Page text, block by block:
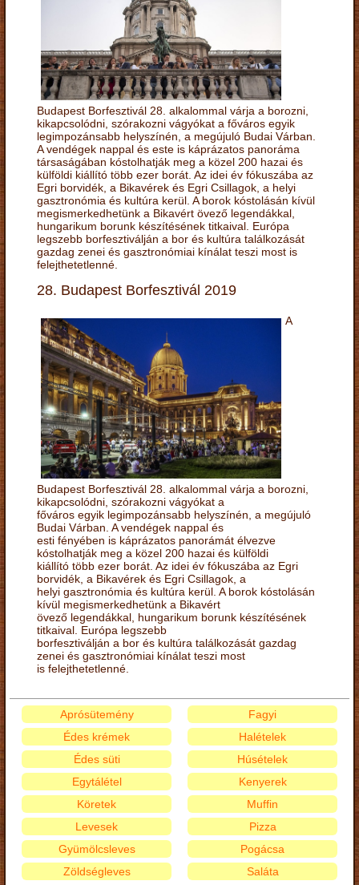
Budapest Borfesztivál 28. alkalommal várja a borozni,
kikapcsolódni, szórakozni vágyókat a főváros egyik
legimpozánsabb helyszínén, a megújuló Budai Várban.
A vendégek nappal és este is káprázatos panoráma
társaságában kóstolhatják meg a közel 200 hazai és
külföldi kiállító több ezer borát. Az idei év fókuszába az
Egri borvidék, a Bikavérek és Egri Csillagok, a helyi
gasztronómia és kultúra kerül. A borok kóstolásán kívül
megismerkedhetünk a Bikavért övező legendákkal,
hungarikum borunk készítésének titkaival. Európa
legszebb borfesztiválján a bor és kultúra találkozását
gazdag zenei és gasztronómiai kínálat teszi most is
felejthetetlenné.
28. Budapest Borfesztivál 2019
A
Budapest Borfesztivál 28. alkalommal várja a borozni,
kikapcsolódni, szórakozni vágyókat a
főváros egyik legimpozánsabb helyszínén, a megújuló
Budai Várban. A vendégek nappal és
esti fényében is káprázatos panorámát élvezve
kóstolhatják meg a közel 200 hazai és külföldi
kiállító több ezer borát. Az idei év fókuszába az Egri
borvidék, a Bikavérek és Egri Csillagok, a
helyi gasztronómia és kultúra kerül. A borok kóstolásán
kívül megismerkedhetünk a Bikavért
övező legendákkal, hungarikum borunk készítésének
titkaival. Európa legszebb
borfesztiválján a bor és kultúra találkozását gazdag
zenei és gasztronómiai kínálat teszi most
is felejthetetlenné.
Aprósütemény
Édes krémek
Édes süti
Egytálétel
Fagyi
Halételek
Húsételek
Kenyerek
Köretek
Levesek
Gyümölcsleves
Zöldségleves
Muffin
Pizza
Pogácsa
Saláta